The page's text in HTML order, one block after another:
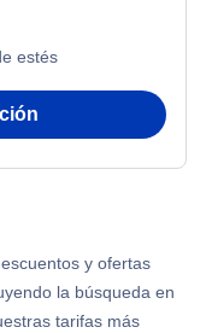
estés
y ofertas
la búsqueda en
tarifas más